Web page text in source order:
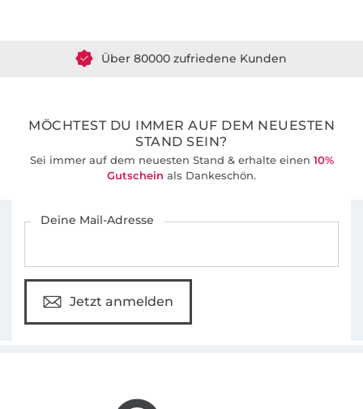
MÖCHTEST DU IMMER AUF DEM NEUESTEN
STAND SEIN?
Sei immer auf dem neuesten Stand & erhalte einen 10%
Gutschein als Dankeschön.
Deine Mail-Adresse
Jetzt anmelden